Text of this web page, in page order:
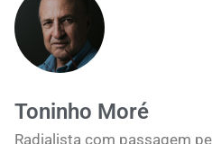
Toninho Moré
Radialista com passagem